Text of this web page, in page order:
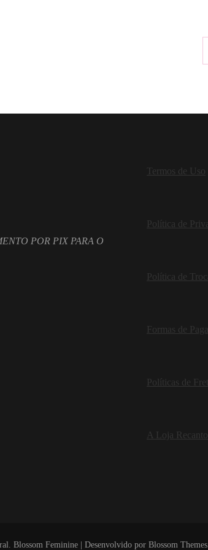
POR PIX PARA O
Termos de Uso
Política de
Política de
Formas de
Políticas de
A Loja
Blossom Feminine | Desenvolvido por Blossom Themes